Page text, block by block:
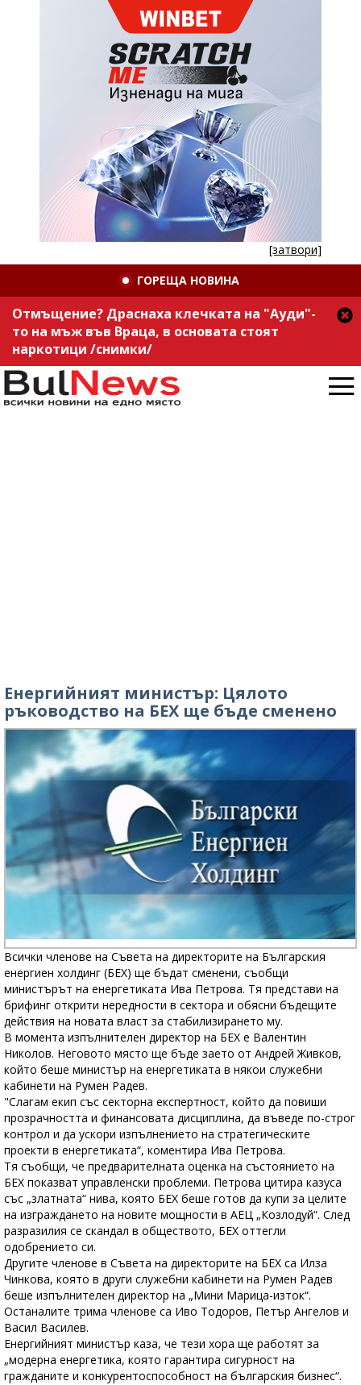
[затвори]
ГОРЕЩА НОВИНА
Отмъщение? Драснаха клечката на "Ауди"-
то на мъж във Враца, в основата стоят
наркотици /снимки/
Енергийният министър: Цялото
ръководство на БЕХ ще бъде сменено
Всички членове на Съвета на директорите на Българския
енергиен холдинг (БЕХ) ще бъдат сменени, съобщи
министърът на енергетиката Ива Петрова. Тя представи на
брифинг открити нередности в сектора и обясни бъдещите
действия на новата власт за стабилизирането му.
В момента изпълнителен директор на БЕХ е Валентин
Николов. Неговото място ще бъде заето от Андрей Живков,
който беше министър на енергетиката в някои служебни
кабинети на Румен Радев.
"Слагам екип със секторна експертност, който да повиши
прозрачността и финансовата дисциплина, да въведе по-строг
контрол и да ускори изпълнението на стратегическите
проекти в енергетиката“, коментира Ива Петрова.
Тя съобщи, че предварителната оценка на състоянието на
БЕХ показват управленски проблеми. Петрова цитира казуса
със „златната“ нива, която БЕХ беше готов да купи за целите
на изграждането на новите мощности в АЕЦ „Козлодуй“. След
разразилия се скандал в обществото, БЕХ оттегли
одобрението си.
Другите членове в Съвета на директорите на БЕХ са Илза
Чинкова, която в други служебни кабинети на Румен Радев
беше изпълнителен директор на „Мини Марица-изток“.
Останалите трима членове са Иво Тодоров, Петър Ангелов и
Васил Василев.
Енергийният министър каза, че тези хора ще работят за
„модерна енергетика, която гарантира сигурност на
гражданите и конкурентоспособност на българския бизнес“.